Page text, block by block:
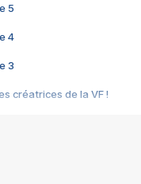
5
4
3
créatrices de la VF !